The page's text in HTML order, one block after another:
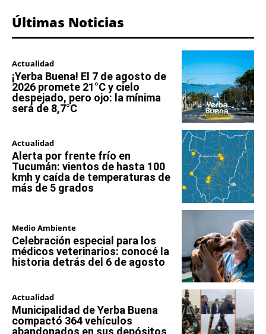
Últimas Noticias
Actualidad
¡Yerba Buena! El 7 de agosto de
2026 promete 21°C y cielo
despejado, pero ojo: la mínima
será de 8,7°C
Actualidad
Alerta por frente frío en
Tucumán: vientos de hasta 100
kmh y caída de temperaturas de
más de 5 grados
Medio Ambiente
Celebración especial para los
médicos veterinarios: conocé la
historia detrás del 6 de agosto
Actualidad
Municipalidad de Yerba Buena
compactó 364 vehículos
abandonados en sus depósitos